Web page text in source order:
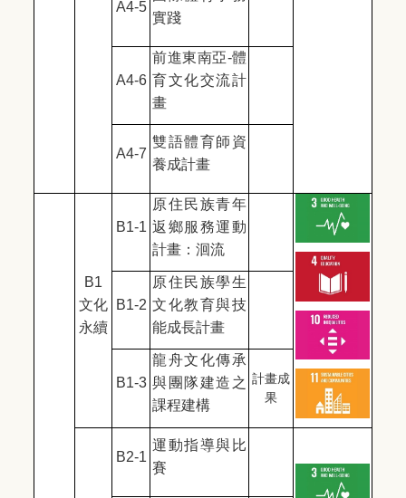
A4-5
實踐
A4-6
前進東南亞-體
育文化交流計
畫
A4-7
雙語體育師資
養成計畫
B1
文化
永續
B1-1
原住民族青年
返鄉服務運動
計畫：洄流
B1-2
原住民族學生
文化教育與技
能成長計畫
B1-3
龍舟文化傳承
與團隊建造之
課程建構
計畫成
果
B2-1
運動指導與比
賽